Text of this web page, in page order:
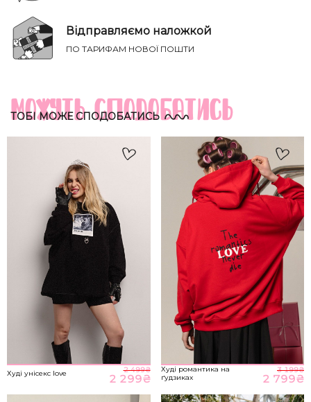
Відправляємо наложкой
ПО ТАРИФАМ НОВОЇ ПОШТИ
Можуть сподобатись
ТОБІ МОЖЕ СПОДОБАТИСЬ
Худі унісекс love 2 499₴
2 299₴
Худі романтика на
ґудзиках
3 199₴
2 799₴
НАПИСАТИ IВАНЦI
ВІДПРАВИТИ
НА ГОЛОВНУ
Річ ідеально сяде на параметри:
Розмір
(см)
(см)
(см)
93-98
89-93 70-76 98-104
*розміри вказані в сантиметрах
Розмір речі